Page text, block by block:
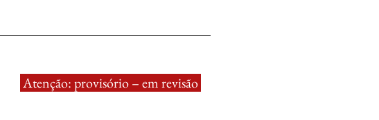
Atenção: provisório – em revisão